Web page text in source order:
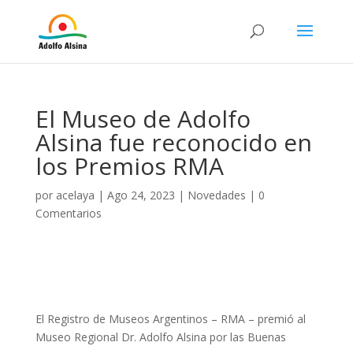
El Museo de Adolfo
Alsina fue reconocido en
los Premios RMA
por acelaya | Ago 24, 2023 | Novedades | 0
Comentarios
El Registro de Museos Argentinos – RMA – premió al
Museo Regional Dr. Adolfo Alsina por las Buenas